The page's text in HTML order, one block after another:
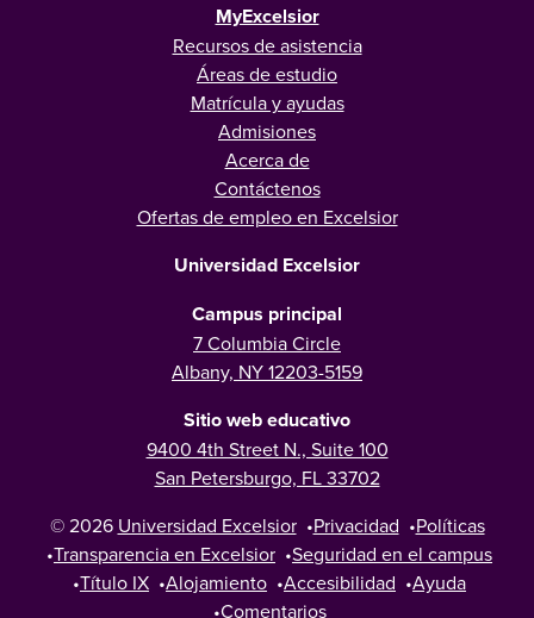
MyExcelsior
Recursos de asistencia
Áreas de estudio
Matrícula y ayudas
Admisiones
Acerca de
Contáctenos
Ofertas de empleo en Excelsior
Universidad Excelsior
Campus principal
7 Columbia Circle
Albany, NY 12203-5159
Sitio web educativo
9400 4th Street N., Suite 100
San Petersburgo, FL 33702
© 2026 Universidad Excelsior •Privacidad •Políticas
•Transparencia en Excelsior •Seguridad en el campus
•Título IX •Alojamiento •Accesibilidad •Ayuda
•Comentarios